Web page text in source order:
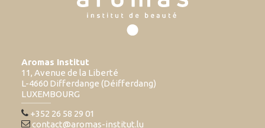
Aromas Institut
11, Avenue de la Liberté
L-4660 Differdange (Déifferdang)
LUXEMBOURG
+352 26 58 29 01
contact@aromas-institut.lu